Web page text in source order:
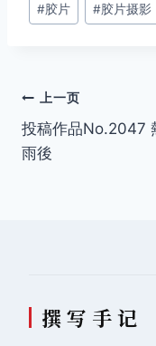
标
#胶片 #胶片摄影
文
章
上一页
投稿作品No.2047
雨後
撰 写 手 记